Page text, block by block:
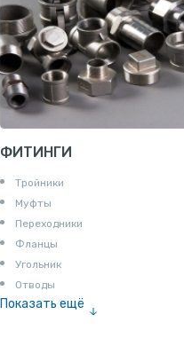
ФИТИНГИ
Тройники
Муфты
Переходники
Фланцы
Угольник
Отводы
Показать ещё